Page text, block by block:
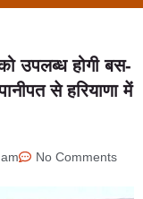
उपलब्ध होगी बस-
से हरियाणा में
No Comments